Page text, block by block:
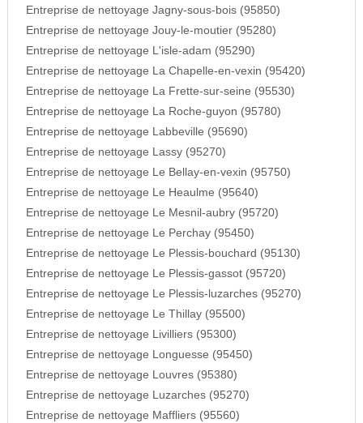
Entreprise de nettoyage Jagny-sous-bois (95850)
Entreprise de nettoyage Jouy-le-moutier (95280)
Entreprise de nettoyage L'isle-adam (95290)
Entreprise de nettoyage La Chapelle-en-vexin (95420)
Entreprise de nettoyage La Frette-sur-seine (95530)
Entreprise de nettoyage La Roche-guyon (95780)
Entreprise de nettoyage Labbeville (95690)
Entreprise de nettoyage Lassy (95270)
Entreprise de nettoyage Le Bellay-en-vexin (95750)
Entreprise de nettoyage Le Heaulme (95640)
Entreprise de nettoyage Le Mesnil-aubry (95720)
Entreprise de nettoyage Le Perchay (95450)
Entreprise de nettoyage Le Plessis-bouchard (95130)
Entreprise de nettoyage Le Plessis-gassot (95720)
Entreprise de nettoyage Le Plessis-luzarches (95270)
Entreprise de nettoyage Le Thillay (95500)
Entreprise de nettoyage Livilliers (95300)
Entreprise de nettoyage Longuesse (95450)
Entreprise de nettoyage Louvres (95380)
Entreprise de nettoyage Luzarches (95270)
Entreprise de nettoyage Maffliers (95560)